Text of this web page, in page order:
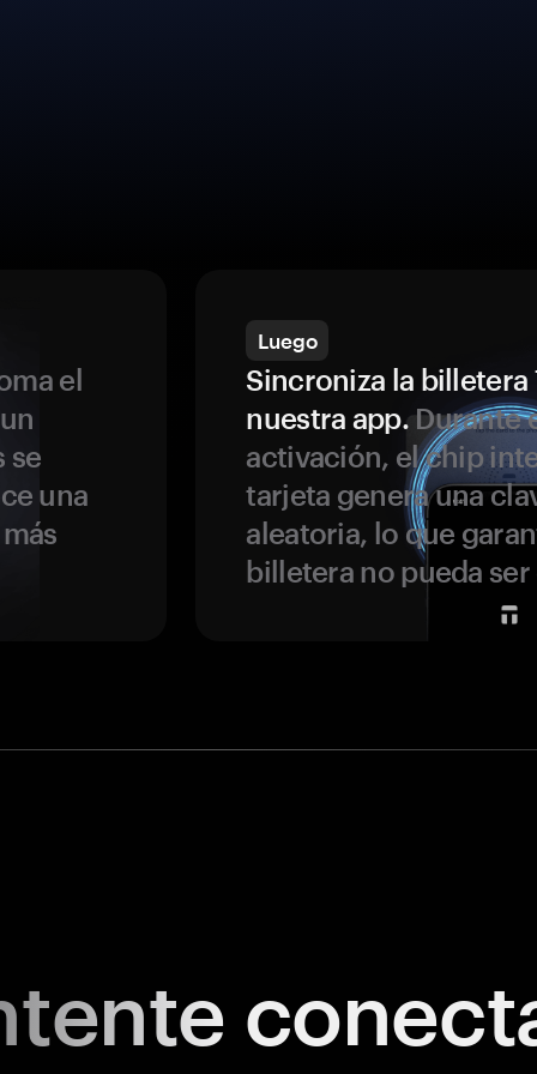
el
se
una
Luego
Sincroniza la billetera
nuestra app.Durante
activación, el chip
tarjeta genera una
aleatoria, lo que
billetera no pueda